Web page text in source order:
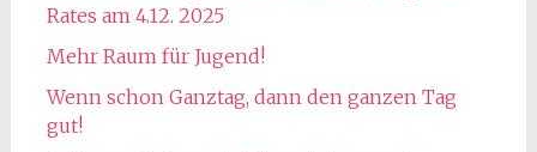
Rates am 4.12. 2025
Mehr Raum für Jugend!
Wenn schon Ganztag, dann den ganzen Tag
gut!